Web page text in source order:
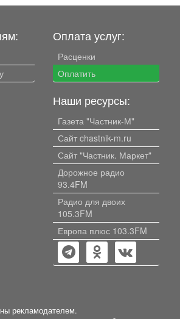
Оплата услуг:
Расценки
Оплатить
Наши ресурсы:
Газета "Частник-М"
Сайт chastnik-m.ru
Сайт "Частник. Маркет"
Дорожное радио
93.4FM
Радио для двоих
105.3FM
Европа плюс 103.3FM
рекламодателем.